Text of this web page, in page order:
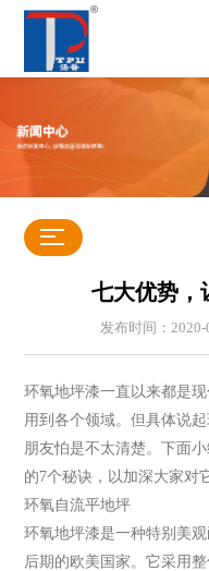
七大优势，
发布时间：2020-
环氧地坪漆一直以来都是
用到各个领域。但具体说
朋友怕是不太清楚。下面
的7个秘诀，以加深大家对
环氧自流平地坪
环氧地坪漆是一种特别美
后期的欧美国家。它采用